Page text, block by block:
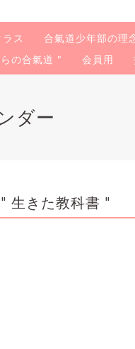
ス 合氣道少年部の理
の合氣道 " 会員用
ダー
きた教科書 "